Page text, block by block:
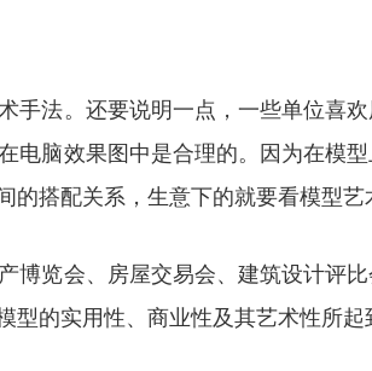
法。还要说明一点，一些单位喜
脑效果图中是合理的。因为在模
搭配关系，生意下的就要看模型艺
览会、房屋交易会、建筑设计评
的实用性、商业性及其艺术性所起